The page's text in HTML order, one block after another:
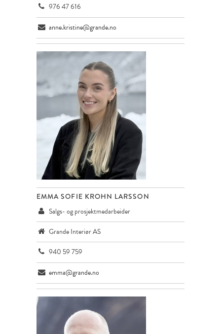
976 47 616
anne.kristine@grande.no
EMMA SOFIE KROHN LARSSON
Salgs- og prosjektmedarbeider
Grande Interiør AS
940 59 759
emma@grande.no